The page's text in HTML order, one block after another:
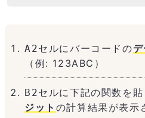
A2セルにバーコードの
（例: 123ABC）
B2セルに下記の関数を
ジット の計算結果が表示